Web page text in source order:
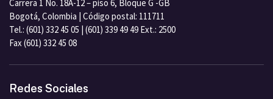
Carrera 1 No. 18A-12 – piso 6, Bloque G -GB
Bogotá, Colombia | Código postal: 111711
Tel.: (601) 332 45 05 | (601) 339 49 49 Ext.: 2500
Fax (601) 332 45 08
Redes Sociales